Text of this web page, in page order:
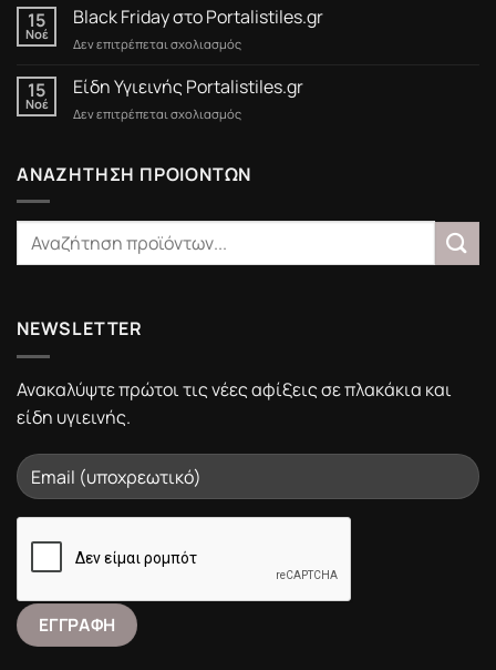
έως
15/3/2025
15
Νοέ
Black Friday στο Portalistiles.gr
Δεν επιτρέπεται σχολιασμόςστο
Friday
στο
Portalistiles.gr
15
Νοέ
Είδη Υγιεινής Portalistiles.gr
Δεν επιτρέπεται σχολιασμόςστο
Portalistiles.gr
ΑΝΑΖΗΤΗΣΗ ΠΡΟΙΟΝΤΩΝ
NEWSLETTER
Ανακαλύψτε πρώτοι τις νέες αφίξεις σε πλακάκια και
είδη υγιεινής.